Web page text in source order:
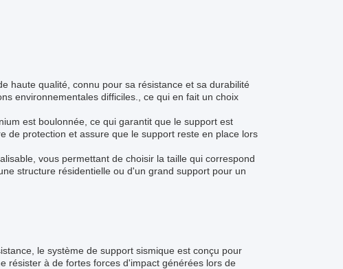
haute qualité, connu pour sa résistance et sa durabilité
environnementales difficiles., ce qui en fait un choix
est boulonnée, ce qui garantit que le support est
de protection et assure que le support reste en place lors
vous permettant de choisir la taille qui correspond
structure résidentielle ou d'un grand support pour un
le système de support sismique est conçu pour
résister à de fortes forces d'impact générées lors de